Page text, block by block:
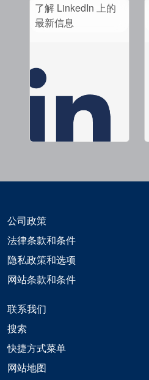
了解 LinkedIn 上的
最新信息
公司政策
法律条款和条件
隐私政策和选项
网站条款和条件
联系我们
搜索
快捷方式菜单
网站地图